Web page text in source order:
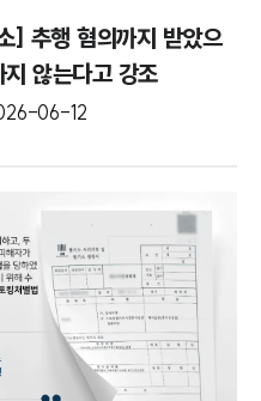
] 추행 혐의까지 받았으
않는다고 강조
06-12